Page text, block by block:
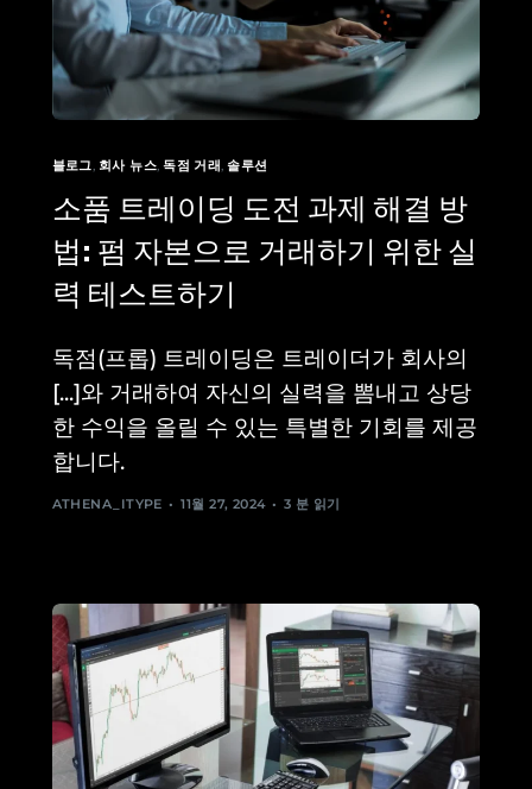
블로그, 회사 뉴스,독점 거래,솔루션
소품 트레이딩 도전 과제 해결 방
법: 펌 자본으로 거래하기 위한 실
력 테스트하기
독점(프롭) 트레이딩은 트레이더가 회사의
[...]와 거래하여 자신의 실력을 뽐내고 상당
한 수익을 올릴 수 있는 특별한 기회를 제공
합니다.
ATHENA_ITYPE 11월 27, 2024 3 분 읽기